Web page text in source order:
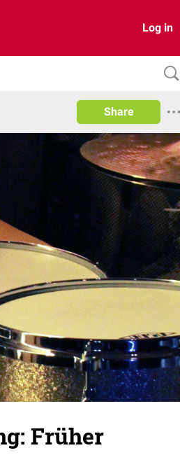
Log in
Share
Früher